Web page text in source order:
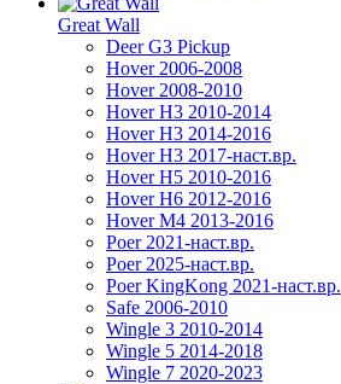
Great Wall
Deer G3 Pickup
Hover 2006-2008
Hover 2008-2010
Hover H3 2010-2014
Hover H3 2014-2016
Hover H3 2017-наст.вр.
Hover H5 2010-2016
Hover H6 2012-2016
Hover M4 2013-2016
Poer 2021-наст.вр.
Poer 2025-наст.вр.
Poer KingKong 2021-наст.вр.
Safe 2006-2010
Wingle 3 2010-2014
Wingle 5 2014-2018
Wingle 7 2020-2023